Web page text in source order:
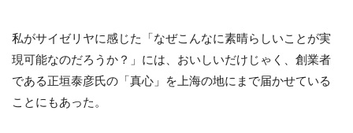
私がサイゼリヤに感じた「なぜこんなに素晴らしいことが実
現可能なのだろうか？」には、おいしいだけじゃく、創業者
である正垣泰彦氏の「真心」を上海の地にまで届かせている
ことにもあった。